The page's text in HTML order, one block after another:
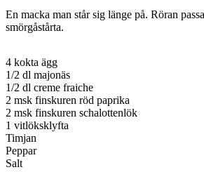
En macka man står sig länge på. Röran
smörgåstårta.
4 kokta ägg
1/2 dl majonäs
1/2 dl creme fraiche
2 msk finskuren röd paprika
2 msk finskuren schalottenlök
1 vitlöksklyfta
Timjan
Peppar
Salt